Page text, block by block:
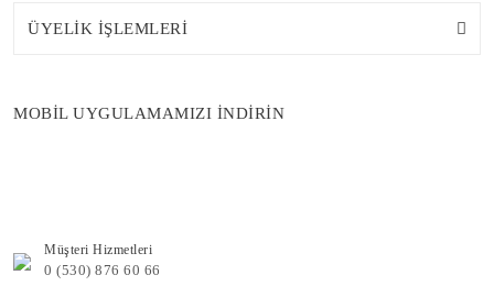
ÜYELİK İŞLEMLERİ
MOBİL UYGULAMAMIZI İNDİRİN
Müşteri Hizmetleri
0 (530) 876 60 66